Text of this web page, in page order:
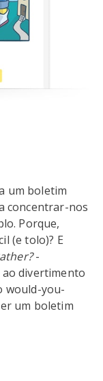
um boletim
concentrar-nos
Porque,
(e tolo)? E
-
ao divertimento
would-you-
um boletim